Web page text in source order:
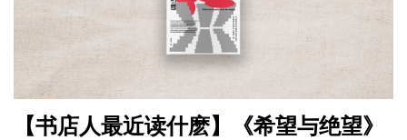
【书店人最近读什麽】《希望与绝望》